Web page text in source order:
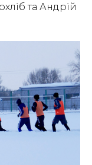
та Андрій